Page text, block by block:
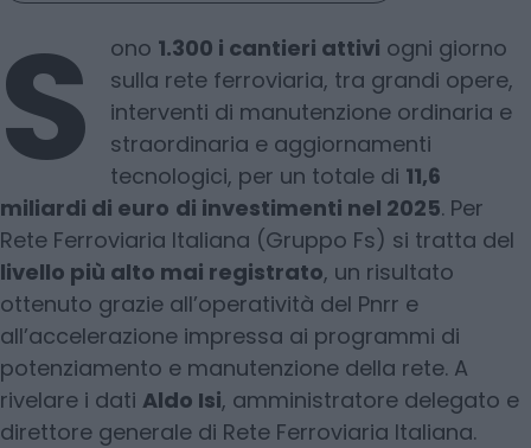
S ono 1.300 i cantieri attivi ogni giorno
sulla rete ferroviaria, tra grandi opere,
interventi di manutenzione ordinaria e
straordinaria e aggiornamenti
tecnologici, per un totale di 11,6
miliardi di euro di investimenti nel 2025. Per
Rete Ferroviaria Italiana (Gruppo Fs) si tratta del
livello più alto mai registrato, un risultato
ottenuto grazie all’operatività del Pnrr e
all’accelerazione impressa ai programmi di
potenziamento e manutenzione della rete. A
rivelare i dati Aldo Isi, amministratore delegato e
direttore generale di Rete Ferroviaria Italiana.